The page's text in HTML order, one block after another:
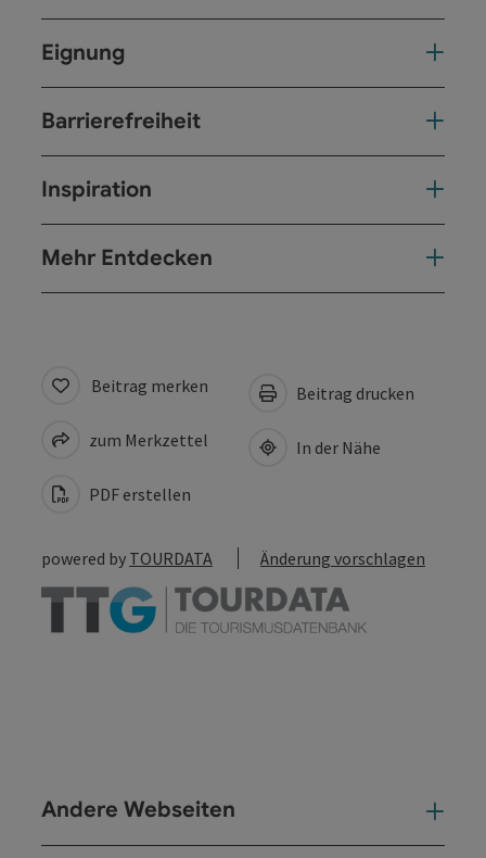
Eignung
Barrierefreiheit
Inspiration
Mehr Entdecken
Beitrag merken
zum Merkzettel
PDF erstellen
Beitrag drucken
In der Nähe
powered by TOURDATA Änderung vorschlagen
Andere Webseiten